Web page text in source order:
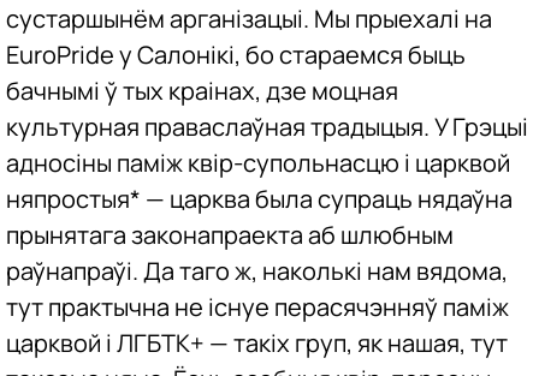
сустаршынём арганізацыі. Мы прыехалі на
EuroPride у Салонікі, бо стараемся быць
бачнымі ў тых краінах, дзе моцная
культурная праваслаўная традыцыя. У Грэцыі
адносіны паміж квір-супольнасцю і царквой
няпростыя* — царква была супраць нядаўна
прынятага законапраекта аб шлюбным
раўнапраўі. Да таго ж, наколькі нам вядома,
тут практычна не існуе перасячэнняў паміж
царквой і ЛГБТК+ — такіх груп, як нашая, тут